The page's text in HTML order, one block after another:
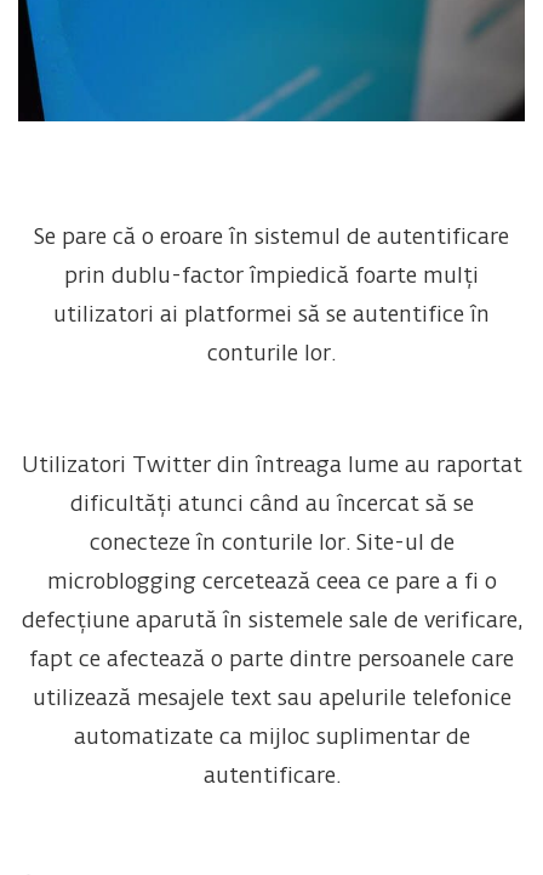
Se pare că o eroare în sistemul de autentificare
prin dublu-factor împiedică foarte mulți
utilizatori ai platformei să se autentifice în
conturile lor.
Utilizatori Twitter din întreaga lume au raportat
dificultăți atunci când au încercat să se
conecteze în conturile lor. Site-ul de
microblogging cercetează ceea ce pare a fi o
defecțiune aparută în sistemele sale de verificare,
fapt ce afectează o parte dintre persoanele care
utilizează mesajele text sau apelurile telefonice
automatizate ca mijloc suplimentar de
autentificare.